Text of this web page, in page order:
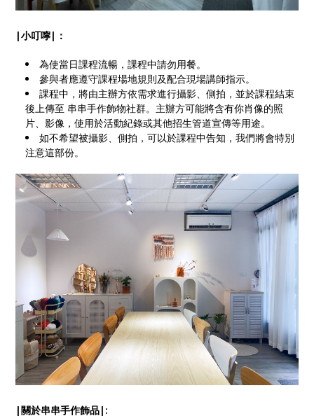
|小叮嚀|：
為使當日課程流暢，課程中請勿用餐。
參與者應遵守課程場地規則及配合現場講師指示。
課程中，將由主辦方依需求進行攝影、側拍，並於課程結束
後上傳至 串串手作飾物社群。主辦方可能將含有你肖像的照
片、影像，使用於活動紀錄或其他招生管道宣傳等用途。
如不希望被攝影、側拍，可以於課程中告知，我們將會特別
注意這部份。
|關於串串手作飾品|: